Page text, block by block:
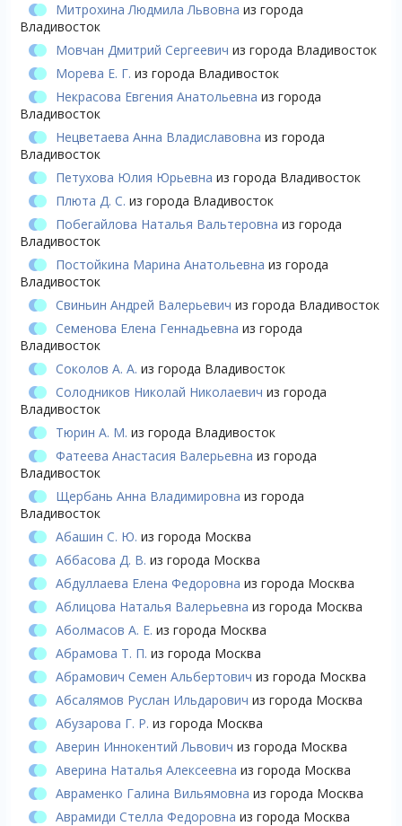
Митрохина Людмила Львовна из города
Владивосток
Мовчан Дмитрий Сергеевич из города Владивосток
Морева Е. Г. из города Владивосток
Некрасова Евгения Анатольевна из города
Владивосток
Нецветаева Анна Владиславовна из города
Владивосток
Петухова Юлия Юрьевна из города Владивосток
Плюта Д. С. из города Владивосток
Побегайлова Наталья Вальтеровна из города
Владивосток
Постойкина Марина Анатольевна из города
Владивосток
Свиньин Андрей Валерьевич из города Владивосток
Семенова Елена Геннадьевна из города
Владивосток
Соколов А. А. из города Владивосток
Солодников Николай Николаевич из города
Владивосток
Тюрин А. М. из города Владивосток
Фатеева Анастасия Валерьевна из города
Владивосток
Щербань Анна Владимировна из города
Владивосток
Абашин С. Ю. из города Москва
Аббасова Д. В. из города Москва
Абдуллаева Елена Федоровна из города Москва
Аблицова Наталья Валерьевна из города Москва
Аболмасов А. Е. из города Москва
Абрамова Т. П. из города Москва
Абрамович Семен Альбертович из города Москва
Абсалямов Руслан Ильдарович из города Москва
Абузарова Г. Р. из города Москва
Аверин Иннокентий Львович из города Москва
Аверина Наталья Алексеевна из города Москва
Авраменко Галина Вильямовна из города Москва
Аврамиди Стелла Федоровна из города Москва